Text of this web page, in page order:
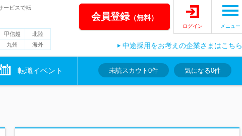
ービスで転
甲信越
北陸
九州 海外
会員登録（無料）
ログイン メニュー
中途採用をお考えの企業さまはこちら
転職イベント 未読スカウト 0件 気になる0件